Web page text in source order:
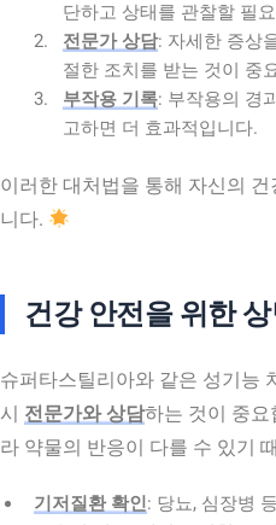
단하고 상태를 관찰할 필
전문가 상담: 자세한 증상
절한 조치를 받는 것이 중
부작용 기록: 부작용의 경
고하면 더 효과적입니다.
이러한 대처법을 통해 자신의
니다.
건강 안전을 위한
슈퍼타스틸리아와 같은 성기능
시 전문가와 상담하는 것이 중
라 약물의 반응이 다를 수 있기
기저질환 확인: 당뇨, 심장병